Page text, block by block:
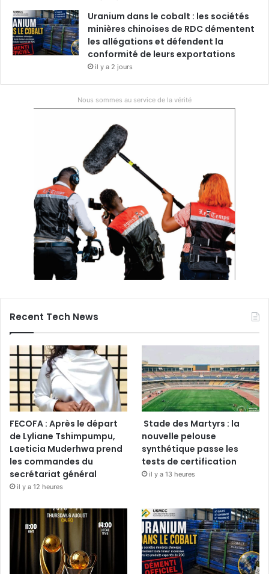
Uranium dans le cobalt : les sociétés
minières chinoises de RDC démentent
les allégations et défendent la
conformité de leurs exportations
il y a 2 jours
Nous sommes au service de la vérité
Recent Tech News
FECOFA : Après le départ
de Lyliane Tshimpumpu,
Laeticia Muderhwa prend
les commandes du
secrétariat général
il y a 12 heures
Stade des Martyrs : la
nouvelle pelouse
synthétique passe les
tests de certification
il y a 13 heures